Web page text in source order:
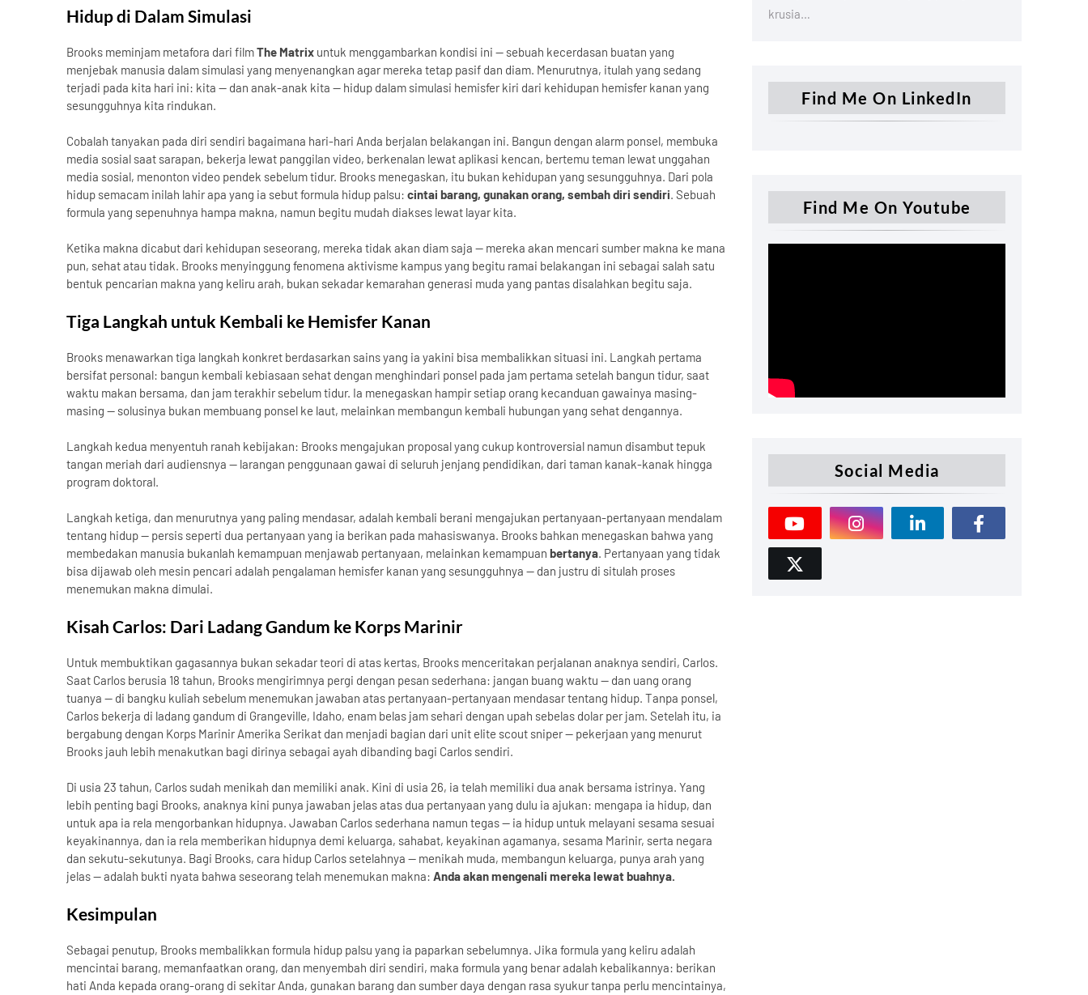
Hidup di Dalam Simulasi
Brooks meminjam metafora dari filmThe Matrix untuk menggambarkan kondisi ini — sebuah kecerdasan buatan yang
menjebak manusia dalam simulasi yang menyenangkan agar mereka tetap pasif dan diam. Menurutnya, itulah yang sedang
terjadi pada kita hari ini: kita — dan anak-anak kita — hidup dalam simulasi hemisfer kiri dari kehidupan hemisfer kanan yang
sesungguhnya kita rindukan.
Cobalah tanyakan pada diri sendiri bagaimana hari-hari Anda berjalan belakangan ini. Bangun dengan alarm ponsel, membuka
media sosial saat sarapan, bekerja lewat panggilan video, berkenalan lewat aplikasi kencan, bertemu teman lewat unggahan
media sosial, menonton video pendek sebelum tidur. Brooks menegaskan, itu bukan kehidupan yang sesungguhnya. Dari pola
hidup semacam inilah lahir apa yang ia sebut formula hidup palsu: cintai barang, gunakan orang, sembah diri sendiri. Sebuah
formula yang sepenuhnya hampa makna, namun begitu mudah diakses lewat layar kita.
Ketika makna dicabut dari kehidupan seseorang, mereka tidak akan diam saja — mereka akan mencari sumber makna ke mana
pun, sehat atau tidak. Brooks menyinggung fenomena aktivisme kampus yang begitu ramai belakangan ini sebagai salah satu
bentuk pencarian makna yang keliru arah, bukan sekadar kemarahan generasi muda yang pantas disalahkan begitu saja.
Tiga Langkah untuk Kembali ke Hemisfer Kanan
Brooks menawarkan tiga langkah konkret berdasarkan sains yang ia yakini bisa membalikkan situasi ini. Langkah pertama
bersifat personal: bangun kembali kebiasaan sehat dengan menghindari ponsel pada jam pertama setelah bangun tidur, saat
waktu makan bersama, dan jam terakhir sebelum tidur. Ia menegaskan hampir setiap orang kecanduan gawainya masing-
masing — solusinya bukan membuang ponsel ke laut, melainkan membangun kembali hubungan yang sehat dengannya.
Langkah kedua menyentuh ranah kebijakan: Brooks mengajukan proposal yang cukup kontroversial namun disambut tepuk
tangan meriah dari audiensnya — larangan penggunaan gawai di seluruh jenjang pendidikan, dari taman kanak-kanak hingga
program doktoral.
Langkah ketiga, dan menurutnya yang paling mendasar, adalah kembali berani mengajukan pertanyaan-pertanyaan mendalam
tentang hidup — persis seperti dua pertanyaan yang ia berikan pada mahasiswanya. Brooks bahkan menegaskan bahwa yang
membedakan manusia bukanlah kemampuan menjawab pertanyaan, melainkan kemampuan bertanya. Pertanyaan yang tidak
bisa dijawab oleh mesin pencari adalah pengalaman hemisfer kanan yang sesungguhnya — dan justru di situlah proses
menemukan makna dimulai.
Kisah Carlos: Dari Ladang Gandum ke Korps Marinir
Untuk membuktikan gagasannya bukan sekadar teori di atas kertas, Brooks menceritakan perjalanan anaknya sendiri, Carlos.
Saat Carlos berusia 18 tahun, Brooks mengirimnya pergi dengan pesan sederhana: jangan buang waktu — dan uang orang
tuanya — di bangku kuliah sebelum menemukan jawaban atas pertanyaan-pertanyaan mendasar tentang hidup. Tanpa ponsel,
Carlos bekerja di ladang gandum di Grangeville, Idaho, enam belas jam sehari dengan upah sebelas dolar per jam. Setelah itu, ia
bergabung dengan Korps Marinir Amerika Serikat dan menjadi bagian dari unit elite scout sniper — pekerjaan yang menurut
Brooks jauh lebih menakutkan bagi dirinya sebagai ayah dibanding bagi Carlos sendiri.
Di usia 23 tahun, Carlos sudah menikah dan memiliki anak. Kini di usia 26, ia telah memiliki dua anak bersama istrinya. Yang
lebih penting bagi Brooks, anaknya kini punya jawaban jelas atas dua pertanyaan yang dulu ia ajukan: mengapa ia hidup, dan
untuk apa ia rela mengorbankan hidupnya. Jawaban Carlos sederhana namun tegas — ia hidup untuk melayani sesama sesuai
keyakinannya, dan ia rela memberikan hidupnya demi keluarga, sahabat, keyakinan agamanya, sesama Marinir, serta negara
dan sekutu-sekutunya. Bagi Brooks, cara hidup Carlos setelahnya — menikah muda, membangun keluarga, punya arah yang
jelas — adalah bukti nyata bahwa seseorang telah menemukan makna: Anda akan mengenali mereka lewat buahnya.
Kesimpulan
Sebagai penutup, Brooks membalikkan formula hidup palsu yang ia paparkan sebelumnya. Jika formula yang keliru adalah
mencintai barang, memanfaatkan orang, dan menyembah diri sendiri, maka formula yang benar adalah kebalikannya: berikan
hati Anda kepada orang-orang di sekitar Anda, gunakan barang dan sumber daya dengan rasa syukur tanpa perlu mencintainya,
krusia…
Find Me On LinkedIn
Find Me On Youtube
Social Media